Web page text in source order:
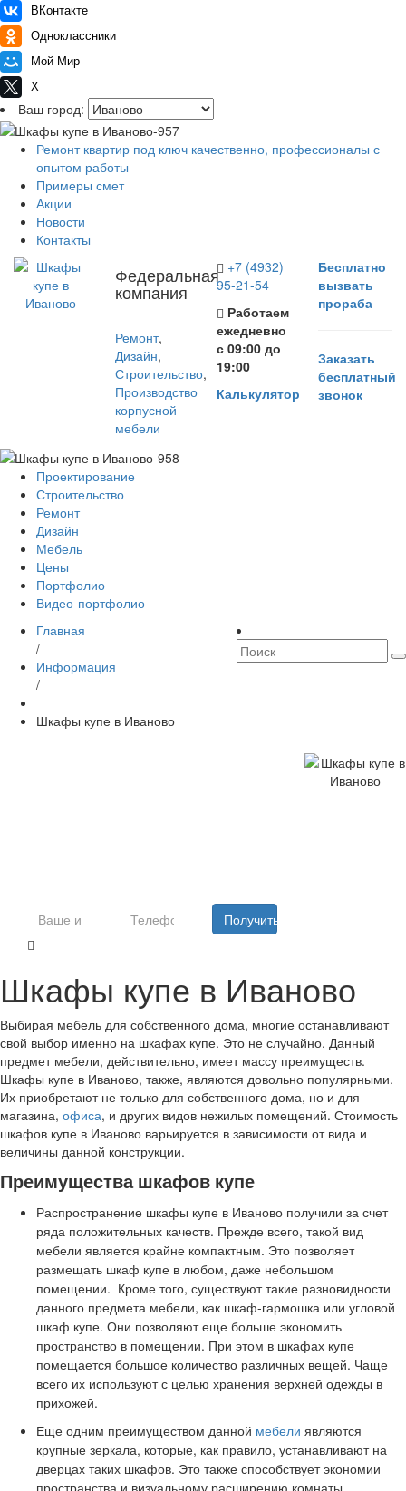
ВКонтакте
Одноклассники
Мой Мир
X
Ваш город:
Ремонт квартир под ключ качественно, профессионалы с
опытом работы
Примеры смет
Акции
Новости
Контакты
Федеральная
компания
Ремонт,
Дизайн,
Строительство,
Производство
корпусной
мебели
+7 (4932)
95-21-54
Работаем
ежедневно
с 09:00 до
19:00
Калькулятор
Бесплатно
вызвать
прораба
Заказать
бесплатный
звонок
Проектирование
Строительство
Ремонт
Дизайн
Мебель
Цены
Портфолио
Видео-портфолио
Главная
/
Информация
/
Шкафы купе в Иваново
Получить подарок
Шкафы купе в Иваново
Выбирая мебель для собственного дома, многие останавливают
свой выбор именно на шкафах купе. Это не случайно. Данный
предмет мебели, действительно, имеет массу преимуществ.
Шкафы купе в Иваново, также, являются довольно популярными.
Их приобретают не только для собственного дома, но и для
магазина, офиса, и других видов нежилых помещений. Стоимость
шкафов купе в Иваново варьируется в зависимости от вида и
величины данной конструкции.
Преимущества шкафов купе
Распространение шкафы купе в Иваново получили за счет
ряда положительных качеств. Прежде всего, такой вид
мебели является крайне компактным. Это позволяет
размещать шкаф купе в любом, даже небольшом
помещении. Кроме того, существуют такие разновидности
данного предмета мебели, как шкаф-гармошка или угловой
шкаф купе. Они позволяют еще больше экономить
пространство в помещении. При этом в шкафах купе
помещается большое количество различных вещей. Чаще
всего их используют с целью хранения верхней одежды в
прихожей.
Еще одним преимуществом данной мебели являются
крупные зеркала, которые, как правило, устанавливают на
дверцах таких шкафов. Это также способствует экономии
пространства и визуальному расширению комнаты.